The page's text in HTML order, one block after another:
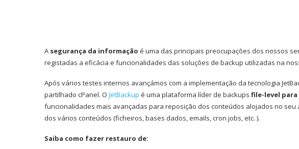
A segurança da informação é uma das principais preocupações dos nossos
registadas a eficácia e funcionalidades das soluções de backup utilizadas na
Após vários testes internos avançámos com a implementação da tecnologia
partilhado cPanel. O JetBackup é uma plataforma líder de backups file-level para
funcionalidades mais avançadas para reposição dos conteúdos alojados no seu
dos vários conteúdos (ficheiros, bases dados, emails, cron jobs, etc. ).
Saiba como fazer restauro de: